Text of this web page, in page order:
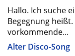
Hallo. Ich suche
Begegnung
vorkommende...
Alter Disco-Song